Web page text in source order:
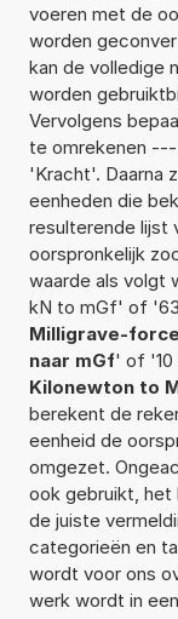
voeren met de
worden
kan de volledige
worden
Vervolgens
te omrekenen
'Kracht'. Daarna
eenheden die
resulterende lijst
oorspronkelijk
waarde als volgt
kN to mGf' of
Milligrave-force
naar mGf' of '10
Kilonewton to
berekent de
eenheid de
omgezet.
ook gebruikt,
de juiste
categorieën en
wordt voor ons
werk wordt in